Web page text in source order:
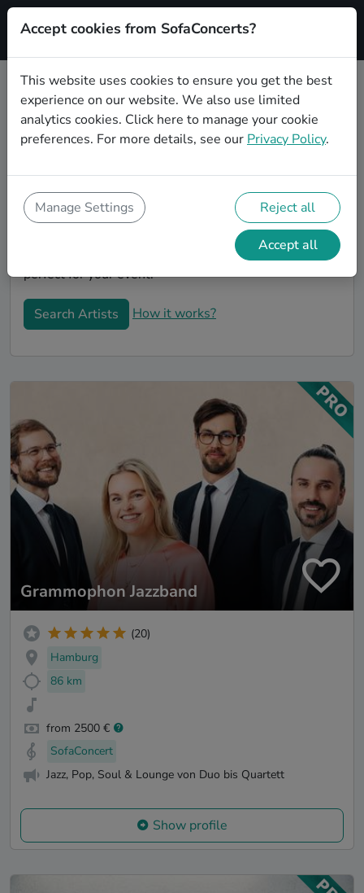
Signup
Book Pop Coverbands in Kiel
Book a Pop Coverband in Kiel for your next event! On
that play a wide range of songs from a list of genres.
Simply send a request to an artist to discuss your
song wishes and set requirements. On the
SofaConcerts platform, you'll find professional,
engaging, unique Coverbands in Kiel, that will be
perfect for your event.
Search Artists How it works?
Grammophon Jazzband
(20)
Hamburg
86 km
from 2500 €
SofaConcert
Jazz, Pop, Soul & Lounge von Duo bis Quartett
Show profile
Accept cookies from SofaConcerts?
This website uses cookies to ensure you get the best
experience on our website. We also use limited
analytics cookies. Click here to manage your cookie
preferences. For more details, see our Privacy Policy.
Manage Settings Reject all
Accept all